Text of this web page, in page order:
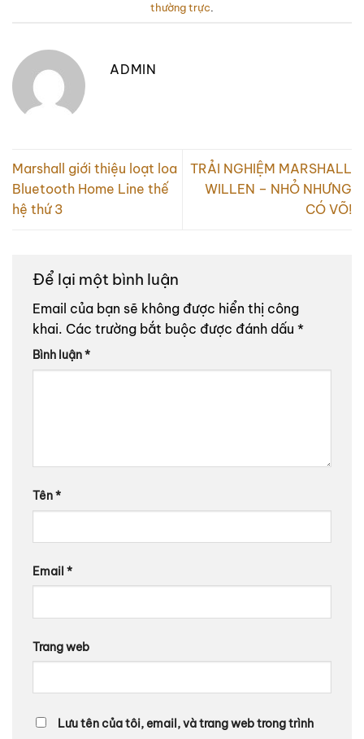
thường trực.
ADMIN
Marshall giới thiệu loạt loa
Bluetooth Home Line thế
hệ thứ 3
TRẢI NGHIỆM MARSHALL
WILLEN – NHỎ NHƯNG
CÓ VÕ!
Để lại một bình luận
Email của bạn sẽ không được hiển thị công
khai. Các trường bắt buộc được đánh dấu *
Bình luận*
Tên*
Email *
Trang web
Lưu tên của tôi, email, và trang web trong trình